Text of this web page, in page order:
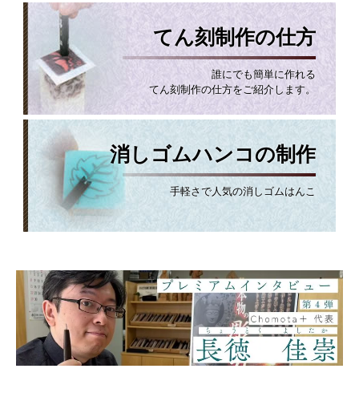
てん刻制作の仕方
誰にでも簡単に作れる
てん刻制作の仕方をご紹介します。
消しゴムハンコの制作
手軽さで人気の消しゴムはんこ